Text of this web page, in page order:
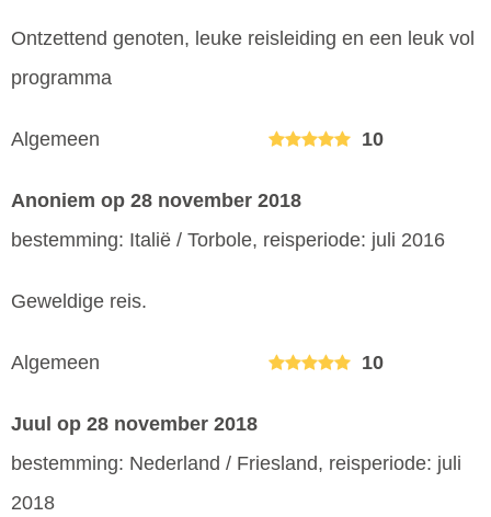
Ontzettend genoten, leuke reisleiding en een leuk vol
programma
Algemeen 10
Anoniem op 28 november 2018
bestemming: Italië / Torbole, reisperiode: juli 2016
Geweldige reis.
Algemeen 10
Juul op 28 november 2018
bestemming: Nederland / Friesland, reisperiode: juli
2018